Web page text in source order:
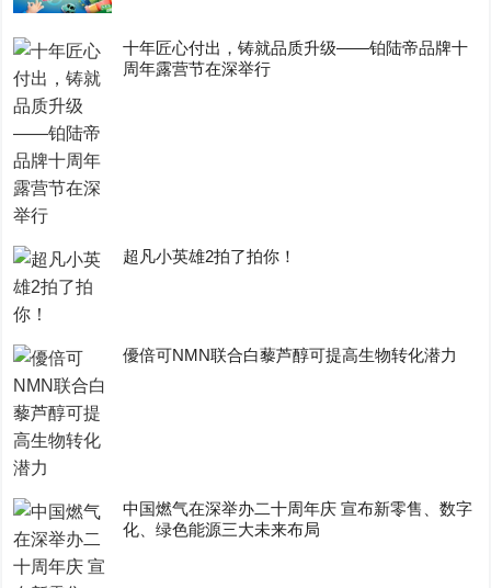
十年匠心付出，铸就品质升级——铂陆帝品牌十
周年露营节在深举行
超凡小英雄2拍了拍你！
優倍可NMN联合白藜芦醇可提高生物转化潜力
中国燃气在深举办二十周年庆 宣布新零售、数字
化、绿色能源三大未来布局